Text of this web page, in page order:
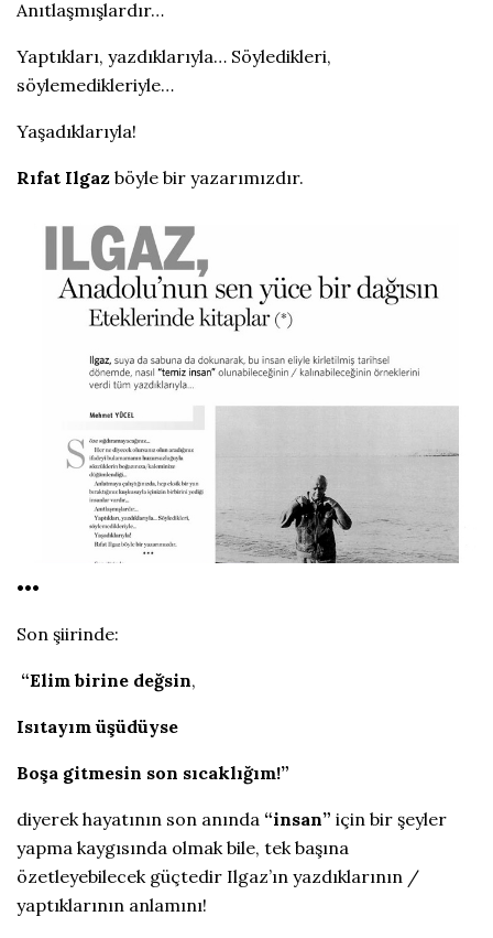
Anıtlaşmışlardır…
Yaptıkları, yazdıklarıyla… Söyledikleri,
söylemedikleriyle…
Yaşadıklarıyla!
Rıfat Ilgaz böyle bir yazarımızdır.
•••
Son şiirinde:
“Elim birine değsin,
Isıtayım üşüdüyse
Boşa gitmesin son sıcaklığım!”
diyerek hayatının son anında “insan” için bir şeyler
yapma kaygısında olmak bile, tek başına
özetleyebilecek güçtedir Ilgaz’ın yazdıklarının /
yaptıklarının anlamını!